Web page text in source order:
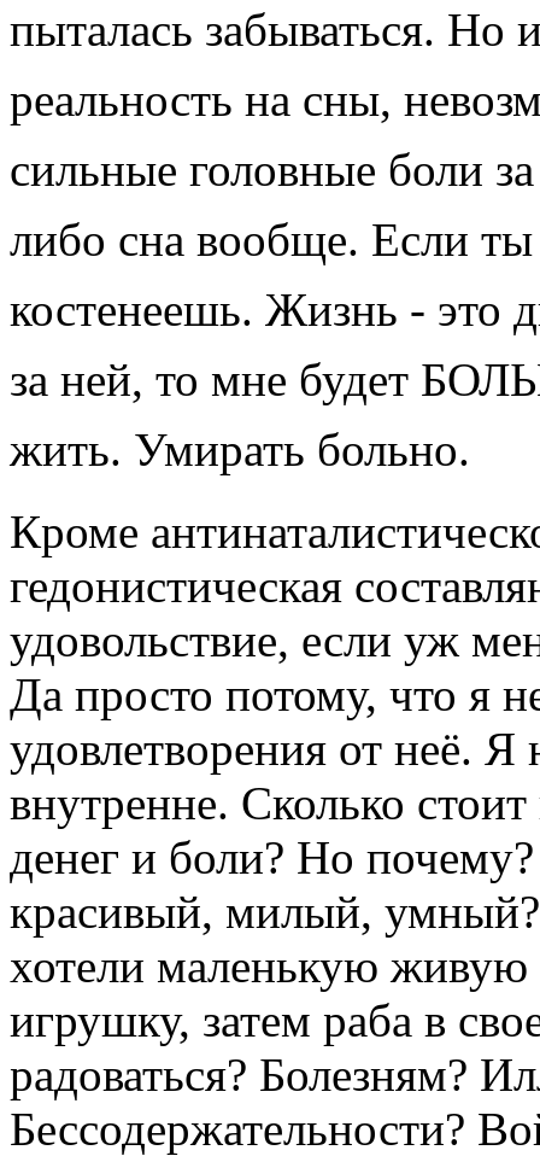
пыталась забываться. Но
реальность на сны,
сильные головные боли
либо сна вообще. Если
костенеешь. Жизнь - это
за ней, то мне будет
жить. Умирать больно.
Кроме
гедонистическая
удовольствие, если уж
Да просто потому, что я
удовлетворения от неё.
внутренне. Сколько
денег и боли? Но
красивый, милый,
хотели маленькую
игрушку, затем раба в
радоваться? Болезням?
Бессодержательности?